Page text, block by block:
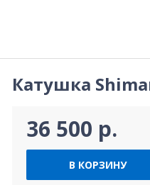
Катушка
36 500 р.
В КОРЗИНУ